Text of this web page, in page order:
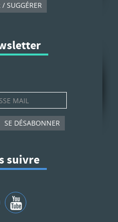
SUGGÉRER
SE DÉSABONNER
suivre